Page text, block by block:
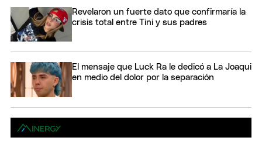
Revelaron un fuerte dato que confirmaría la
crisis total entre Tini y sus padres
El mensaje que Luck Ra le dedicó a La Joaqui
en medio del dolor por la separación